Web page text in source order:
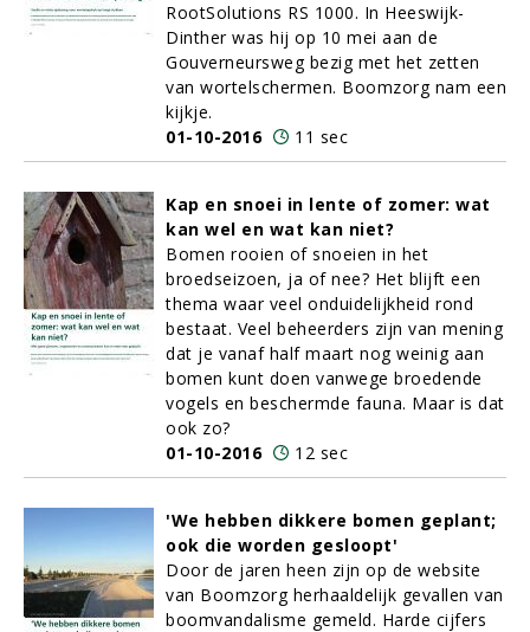
RootSolutions RS 1000. In Heeswijk-
Dinther was hij op 10 mei aan de
Gouverneursweg bezig met het zetten
van wortelschermen. Boomzorg nam een
kijkje.
01-10-2016
11 sec
Kap en snoei in lente of zomer: wat
kan wel en wat kan niet?
Bomen rooien of snoeien in het
broedseizoen, ja of nee? Het blijft een
thema waar veel onduidelijkheid rond
bestaat. Veel beheerders zijn van mening
dat je vanaf half maart nog weinig aan
bomen kunt doen vanwege broedende
vogels en beschermde fauna. Maar is dat
ook zo?
01-10-2016
12 sec
'We hebben dikkere bomen geplant;
ook die worden gesloopt'
Door de jaren heen zijn op de website
van Boomzorg herhaaldelijk gevallen van
boomvandalisme gemeld. Harde cijfers